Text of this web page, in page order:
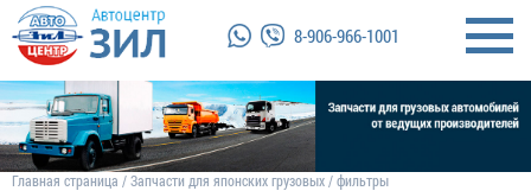
8-906-966-1001
Главная страница /Запчасти для японских грузовых/фильтры